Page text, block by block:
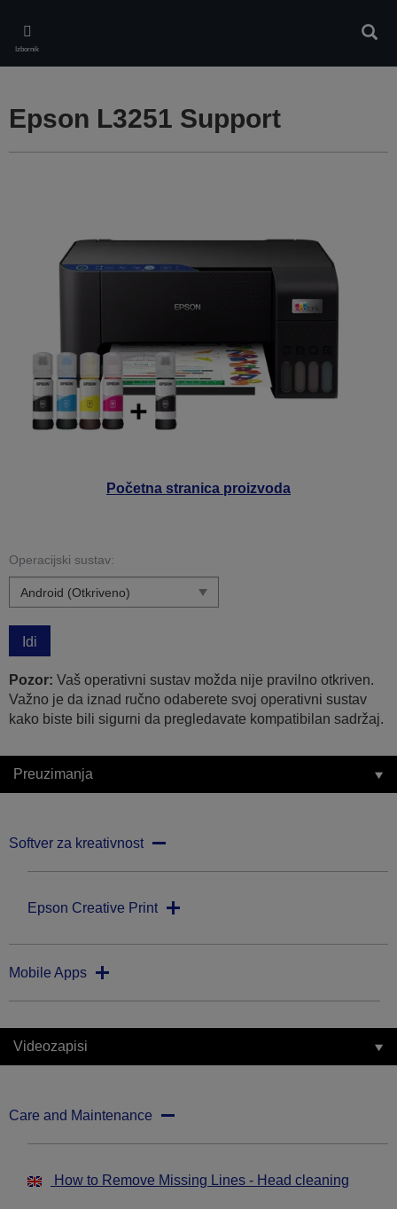
main
content
Izbornik
Početna stranica proizvoda
Epson L3251 Support
Operacijski sustav:
Idi
Pozor: Vaš operativni sustav možda nije pravilno otkriven.
Važno je da iznad ručno odaberete svoj operativni sustav
kako biste bili sigurni da pregledavate kompatibilan sadržaj.
Preuzimanja
Softver za kreativnost
Epson Creative Print
Mobile Apps
Videozapisi
Care and Maintenance
How to Remove Missing Lines - Head cleaning